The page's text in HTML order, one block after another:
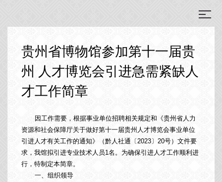
贵州省博物馆参加第十一届贵
州 人才博览会引进急需紧缺人
才工作简章
因工作需要，根据事业单位招聘相关规定和《贵州省人力
资源和社会保障厅关于做好第十一届贵州人才博览会事业单位
引进人才有关工作的通知》（黔人社通〔2023〕20号）文件要
求，我馆拟引进专业技术人员1名。为确保引进人才工作顺利进
行，特制定本简章。
一、组织领导